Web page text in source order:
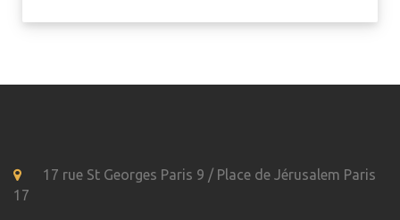
17 rue St Georges Paris 9 / Place de Jérusalem Paris
17